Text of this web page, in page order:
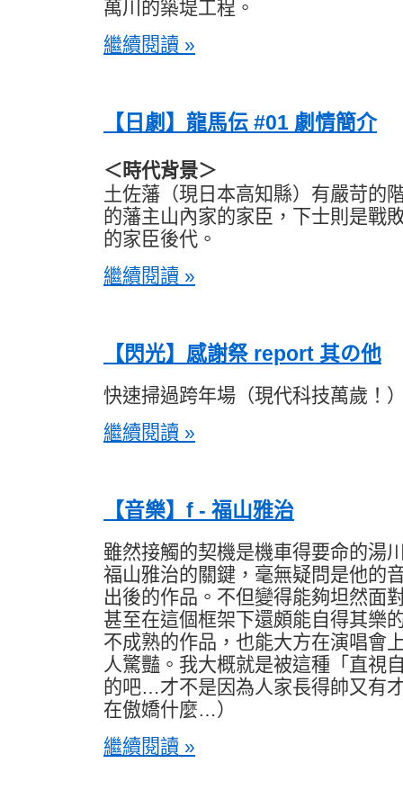
萬川的築堤工程。
繼續閱讀 »
【日劇】龍馬伝 #01 劇情簡介
＜時代背景＞
土佐藩（現日本高知縣）有嚴苛的
的藩主山內家的家臣，下士則是戰
的家臣後代。
繼續閱讀 »
【閃光】感謝祭 report 其の他
快速掃過跨年場（現代科技萬歲！
繼續閱讀 »
【音樂】f - 福山雅治
雖然接觸的契機是機車得要命的湯
福山雅治的關鍵，毫無疑問是他的
出後的作品。不但變得能夠坦然面
甚至在這個框架下還頗能自得其樂
不成熟的作品，也能大方在演唱會
人驚豔。我大概就是被這種「直視
的吧…才不是因為人家長得帥又有
在傲嬌什麼…）
繼續閱讀 »